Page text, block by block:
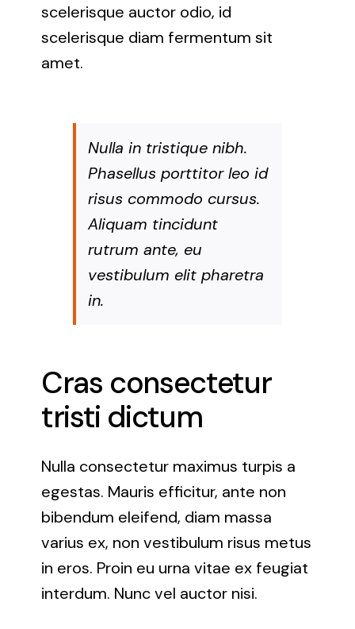
scelerisque auctor odio, id
scelerisque diam fermentum sit
amet.
Nulla in tristique nibh.
Phasellus porttitor leo id
risus commodo cursus.
Aliquam tincidunt
rutrum ante, eu
vestibulum elit pharetra
in.
Cras consectetur
tristi dictum
Nulla consectetur maximus turpis a
egestas. Mauris efficitur, ante non
bibendum eleifend, diam massa
varius ex, non vestibulum risus metus
in eros. Proin eu urna vitae ex feugiat
interdum. Nunc vel auctor nisi.